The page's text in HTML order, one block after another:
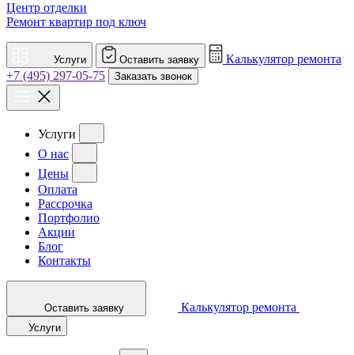
Центр отделки
Ремонт квартир под ключ
Услуги Оставить заявку
Калькулятор ремонта
+7 (495) 297-05-75
Заказать звонок
Услуги
О нас
Цены
Оплата
Рассрочка
Портфолио
Акции
Блог
Контакты
Оставить заявку Калькулятор ремонта
Услуги